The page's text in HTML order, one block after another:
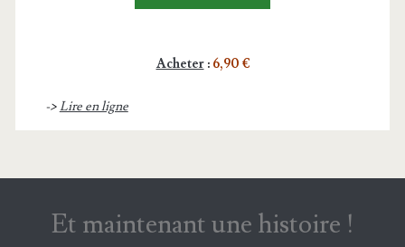
Acheter: 6,90 €
->Lire en ligne
Et maintenant une histoire !